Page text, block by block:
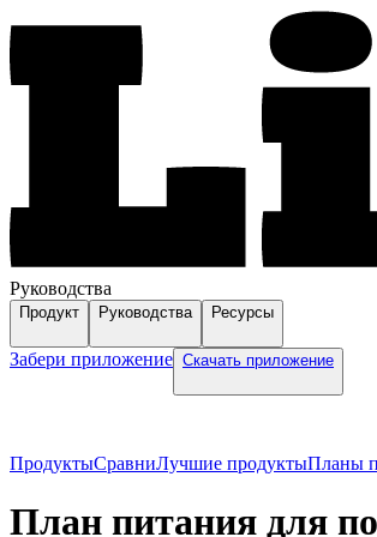
Руководства
Продукт Руководства Ресурсы
Забери приложение Скачать приложение
ПродуктыСравниЛучшие продуктыПланы
План питания для